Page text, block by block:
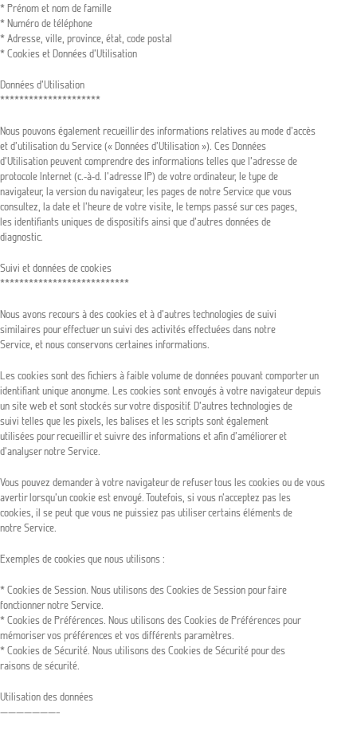
* Prénom et nom de famille
* Numéro de téléphone
* Adresse, ville, province, état, code postal
* Cookies et Données d’Utilisation
Données d’Utilisation
*********************
Nous pouvons également recueillir des informations relatives au mode d’accès
et d’utilisation du Service (« Données d’Utilisation »). Ces Données
d’Utilisation peuvent comprendre des informations telles que l’adresse de
protocole Internet (c.-à-d. l’adresse IP) de votre ordinateur, le type de
navigateur, la version du navigateur, les pages de notre Service que vous
consultez, la date et l’heure de votre visite, le temps passé sur ces pages,
les identifiants uniques de dispositifs ainsi que d’autres données de
diagnostic.
Suivi et données de cookies
***************************
Nous avons recours à des cookies et à d’autres technologies de suivi
similaires pour effectuer un suivi des activités effectuées dans notre
Service, et nous conservons certaines informations.
Les cookies sont des fichiers à faible volume de données pouvant comporter un
identifiant unique anonyme. Les cookies sont envoyés à votre navigateur depuis
un site web et sont stockés sur votre dispositif. D’autres technologies de
suivi telles que les pixels, les balises et les scripts sont également
utilisées pour recueillir et suivre des informations et afin d’améliorer et
d’analyser notre Service.
Vous pouvez demander à votre navigateur de refuser tous les cookies ou de vous
avertir lorsqu’un cookie est envoyé. Toutefois, si vous n’acceptez pas les
cookies, il se peut que vous ne puissiez pas utiliser certains éléments de
notre Service.
Exemples de cookies que nous utilisons :
* Cookies de Session. Nous utilisons des Cookies de Session pour faire
fonctionner notre Service.
* Cookies de Préférences. Nous utilisons des Cookies de Préférences pour
mémoriser vos préférences et vos différents paramètres.
* Cookies de Sécurité. Nous utilisons des Cookies de Sécurité pour des
raisons de sécurité.
Utilisation des données
———————–